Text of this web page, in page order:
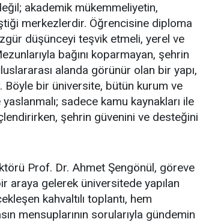
akademik mükemmeliyetin,
merkezlerdir. Öğrencisine diploma
düşünceyi teşvik etmeli, yerel ve
bağını koparmayan, şehrin
alanda görünür olan bir yapı,
Böyle bir üniversite, bütün kurum ve
sadece kamu kaynakları ile
şehrin güvenini ve desteğini
Prof. Dr. Ahmet Şengönül, göreve
araya gelerek üniversitede yapılan
kahvaltılı toplantı, hem
mensuplarının sorularıyla gündemin